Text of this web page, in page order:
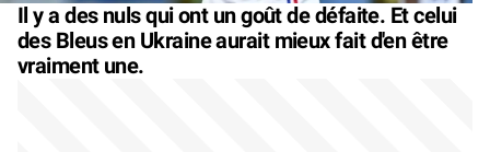
Il y a des nuls qui ont un goût de défaite. Et celui
des Bleus en Ukraine aurait mieux fait d'en être
vraiment une.